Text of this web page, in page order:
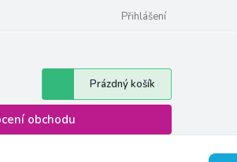
pro odstoupení od smlouvy
Přihlášení
Nákupní
košík
Prázdný košík
obchodu